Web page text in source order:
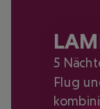
5
Flug